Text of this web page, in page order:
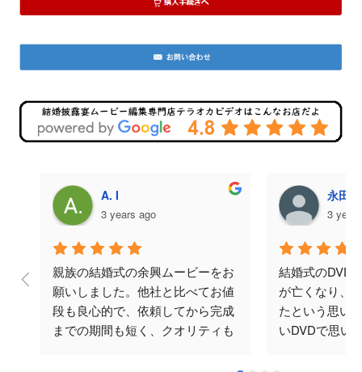
A. I
3 years ago
親族の結婚式の余興ムービーをお
願いしました。他社と比べてお値
段も良心的で、依頼してから完成
までの期間も短く、クオリティも
永田
3
結婚式のDVD
が亡くなり、
たという思い
いDVDで思い